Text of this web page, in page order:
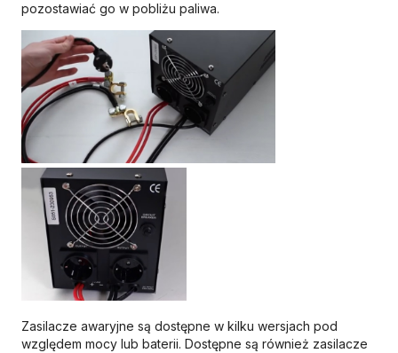
pozostawiać go w pobliżu paliwa.
Zasilacze awaryjne są dostępne w kilku wersjach pod
względem mocy lub baterii. Dostępne są również zasilacze